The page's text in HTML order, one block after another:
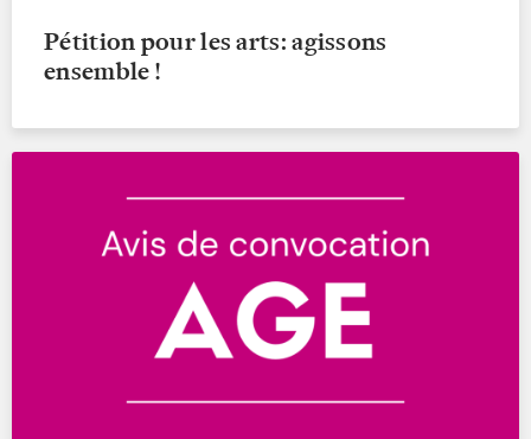
Pétition pour les arts: agissons
ensemble !